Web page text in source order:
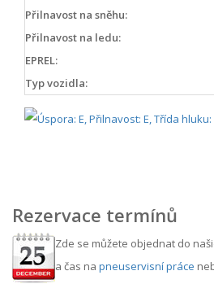
Přilnavost na sněhu:
Přilnavost na ledu:
EPREL:
Typ vozidla:
Rezervace termínů
Zde se můžete objednat do
a čas na pneuservisní práce